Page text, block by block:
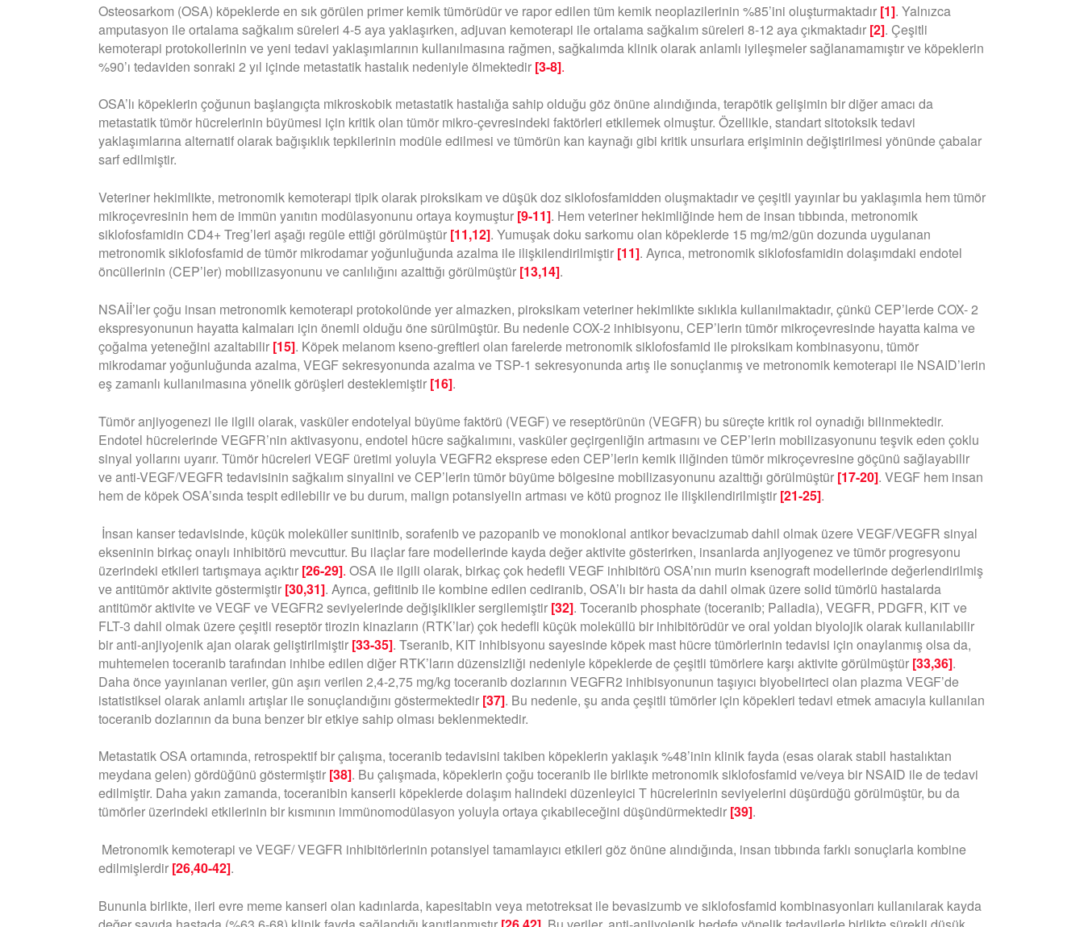
Osteosarkom (OSA) köpeklerde en sık görülen primer kemik tümörüdür ve rapor edilen tüm kemik neoplazilerinin %85’ini oluşturmaktadır [1]. Yalnızca
amputasyon ile ortalama sağkalım süreleri 4-5 aya yaklaşırken, adjuvan kemoterapi ile ortalama sağkalım süreleri 8-12 aya çıkmaktadır [2]. Çeşitli
kemoterapi protokollerinin ve yeni tedavi yaklaşımlarının kullanılmasına rağmen, sağkalımda klinik olarak anlamlı iyileşmeler sağlanamamıştır ve köpeklerin
%90’ı tedaviden sonraki 2 yıl içinde metastatik hastalık nedeniyle ölmektedir [3-8].
OSA’lı köpeklerin çoğunun başlangıçta mikroskobik metastatik hastalığa sahip olduğu göz önüne alındığında, terapötik gelişimin bir diğer amacı da
metastatik tümör hücrelerinin büyümesi için kritik olan tümör mikro-çevresindeki faktörleri etkilemek olmuştur. Özellikle, standart sitotoksik tedavi
yaklaşımlarına alternatif olarak bağışıklık tepkilerinin modüle edilmesi ve tümörün kan kaynağı gibi kritik unsurlara erişiminin değiştirilmesi yönünde çabalar
sarf edilmiştir.
Veteriner hekimlikte, metronomik kemoterapi tipik olarak piroksikam ve düşük doz siklofosfamidden oluşmaktadır ve çeşitli yayınlar bu yaklaşımla hem tümör
mikroçevresinin hem de immün yanıtın modülasyonunu ortaya koymuştur [9-11]. Hem veteriner hekimliğinde hem de insan tıbbında, metronomik
siklofosfamidin CD4+ Treg’leri aşağı regüle ettiği görülmüştür [11,12]. Yumuşak doku sarkomu olan köpeklerde 15 mg/m2/gün dozunda uygulanan
metronomik siklofosfamid de tümör mikrodamar yoğunluğunda azalma ile ilişkilendirilmiştir [11]. Ayrıca, metronomik siklofosfamidin dolaşımdaki endotel
öncüllerinin (CEP’ler) mobilizasyonunu ve canlılığını azalttığı görülmüştür [13,14].
NSAİİ’ler çoğu insan metronomik kemoterapi protokolünde yer almazken, piroksikam veteriner hekimlikte sıklıkla kullanılmaktadır, çünkü CEP’lerde COX- 2
ekspresyonunun hayatta kalmaları için önemli olduğu öne sürülmüştür. Bu nedenle COX-2 inhibisyonu, CEP’lerin tümör mikroçevresinde hayatta kalma ve
çoğalma yeteneğini azaltabilir [15]. Köpek melanom kseno-greftleri olan farelerde metronomik siklofosfamid ile piroksikam kombinasyonu, tümör
mikrodamar yoğunluğunda azalma, VEGF sekresyonunda azalma ve TSP-1 sekresyonunda artış ile sonuçlanmış ve metronomik kemoterapi ile NSAID’lerin
eş zamanlı kullanılmasına yönelik görüşleri desteklemiştir [16].
Tümör anjiyogenezi ile ilgili olarak, vasküler endotelyal büyüme faktörü (VEGF) ve reseptörünün (VEGFR) bu süreçte kritik rol oynadığı bilinmektedir.
Endotel hücrelerinde VEGFR’nin aktivasyonu, endotel hücre sağkalımını, vasküler geçirgenliğin artmasını ve CEP’lerin mobilizasyonunu teşvik eden çoklu
sinyal yollarını uyarır. Tümör hücreleri VEGF üretimi yoluyla VEGFR2 eksprese eden CEP’lerin kemik iliğinden tümör mikroçevresine göçünü sağlayabilir
ve anti-VEGF/VEGFR tedavisinin sağkalım sinyalini ve CEP’lerin tümör büyüme bölgesine mobilizasyonunu azalttığı görülmüştür [17-20]. VEGF hem insan
hem de köpek OSA’sında tespit edilebilir ve bu durum, malign potansiyelin artması ve kötü prognoz ile ilişkilendirilmiştir [21-25].
İnsan kanser tedavisinde, küçük moleküller sunitinib, sorafenib ve pazopanib ve monoklonal antikor bevacizumab dahil olmak üzere VEGF/VEGFR sinyal
ekseninin birkaç onaylı inhibitörü mevcuttur. Bu ilaçlar fare modellerinde kayda değer aktivite gösterirken, insanlarda anjiyogenez ve tümör progresyonu
üzerindeki etkileri tartışmaya açıktır [26-29]. OSA ile ilgili olarak, birkaç çok hedefli VEGF inhibitörü OSA’nın murin ksenograft modellerinde değerlendirilmiş
ve antitümör aktivite göstermiştir [30,31]. Ayrıca, gefitinib ile kombine edilen cediranib, OSA’lı bir hasta da dahil olmak üzere solid tümörlü hastalarda
antitümör aktivite ve VEGF ve VEGFR2 seviyelerinde değişiklikler sergilemiştir [32]. Toceranib phosphate (toceranib; Palladia), VEGFR, PDGFR, KIT ve
FLT-3 dahil olmak üzere çeşitli reseptör tirozin kinazların (RTK’lar) çok hedefli küçük moleküllü bir inhibitörüdür ve oral yoldan biyolojik olarak kullanılabilir
bir anti-anjiyojenik ajan olarak geliştirilmiştir [33-35]. Tseranib, KIT inhibisyonu sayesinde köpek mast hücre tümörlerinin tedavisi için onaylanmış olsa da,
muhtemelen toceranib tarafından inhibe edilen diğer RTK’ların düzensizliği nedeniyle köpeklerde de çeşitli tümörlere karşı aktivite görülmüştür [33,36].
Daha önce yayınlanan veriler, gün aşırı verilen 2,4-2,75 mg/kg toceranib dozlarının VEGFR2 inhibisyonunun taşıyıcı biyobelirteci olan plazma VEGF’de
istatistiksel olarak anlamlı artışlar ile sonuçlandığını göstermektedir [37]. Bu nedenle, şu anda çeşitli tümörler için köpekleri tedavi etmek amacıyla kullanılan
toceranib dozlarının da buna benzer bir etkiye sahip olması beklenmektedir.
Metastatik OSA ortamında, retrospektif bir çalışma, toceranib tedavisini takiben köpeklerin yaklaşık %48’inin klinik fayda (esas olarak stabil hastalıktan
meydana gelen) gördüğünü göstermiştir [38]. Bu çalışmada, köpeklerin çoğu toceranib ile birlikte metronomik siklofosfamid ve/veya bir NSAID ile de tedavi
edilmiştir. Daha yakın zamanda, toceranibin kanserli köpeklerde dolaşım halindeki düzenleyici T hücrelerinin seviyelerini düşürdüğü görülmüştür, bu da
tümörler üzerindeki etkilerinin bir kısmının immünomodülasyon yoluyla ortaya çıkabileceğini düşündürmektedir [39].
Metronomik kemoterapi ve VEGF/ VEGFR inhibitörlerinin potansiyel tamamlayıcı etkileri göz önüne alındığında, insan tıbbında farklı sonuçlarla kombine
edilmişlerdir [26,40-42].
Bununla birlikte, ileri evre meme kanseri olan kadınlarda, kapesitabin veya metotreksat ile bevasizumb ve siklofosfamid kombinasyonları kullanılarak kayda